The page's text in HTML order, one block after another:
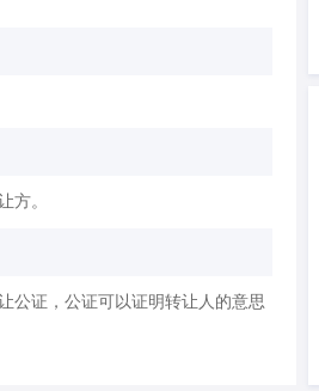
方。
公证，公证可以证明转让人的意思